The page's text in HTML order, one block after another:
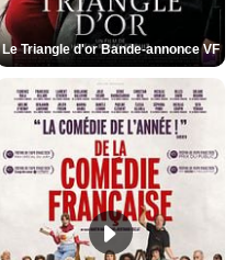
Le Triangle d'or Bande-annonce VF